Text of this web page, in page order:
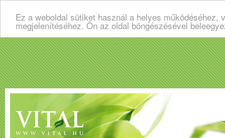
Ez a weboldal sütiket használ a helyes
megjelenítéséhez. Ön az oldal böngészésével